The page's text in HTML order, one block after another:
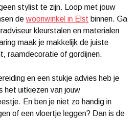
stylist te zijn. Loop met jouw
de woonwinkel in Elst binnen. Ga
kleurstalen en materialen
maak je makkelijk de juiste
raamdecoratie of gordijnen.
en een stukje advies heb je
het uitkiezen van jouw
En ben je niet zo handig in
of een vloertje leggen? Dan is de